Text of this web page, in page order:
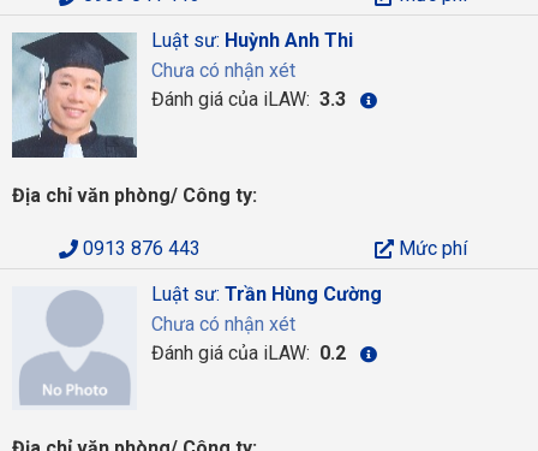
Luật sư: Huỳnh Anh Thi
Chưa có nhận xét
Đánh giá của iLAW: 3.3
Địa chỉ văn phòng/ Công ty:
0913 876 443
Mức phí
Luật sư: Trần Hùng Cường
Chưa có nhận xét
Đánh giá của iLAW: 0.2